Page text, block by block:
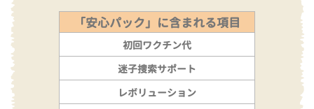
「安心パック」に含まれる項目
初回ワクチン代
迷子捜索サポート
レボリューション